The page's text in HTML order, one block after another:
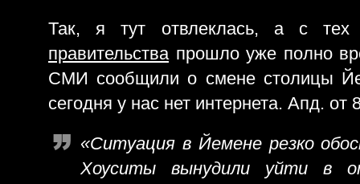
Так, я тут отвлеклась, а с
правительства прошло уже полно
СМИ сообщили о смене столицы
сегодня у нас нет интернета. Апд. от
«Ситуация в Йемене резко
Хоуситы вынудили уйти в